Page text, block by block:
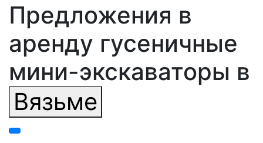
Предложения в
аренду гусеничные
мини-экскаваторы в
Вязьме